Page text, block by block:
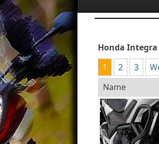
Honda
1
2 3
Name